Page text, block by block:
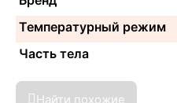
Температурный режим
Часть тела
Найти похожие